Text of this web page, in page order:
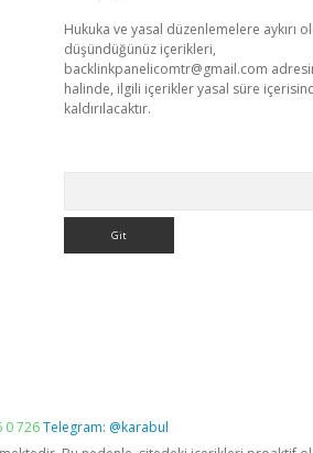
Hukuka ve yasal düzenlemelere aykırı
düşündüğünüz içerikleri,
backlinkpanelicomtr@gmail.com
halinde, ilgili içerikler yasal süre
kaldırılacaktır.
0 726Telegram: @karabul